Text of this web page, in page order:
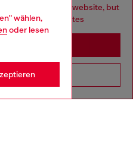
wählen,
oder lesen
Deutschland website, but
in United States
United States